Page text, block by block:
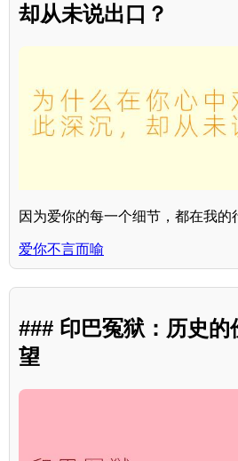
却从未说出口？
因为爱你的每一个细节，都在我的
爱你不言而喻
### 印巴冤狱：历史的
望